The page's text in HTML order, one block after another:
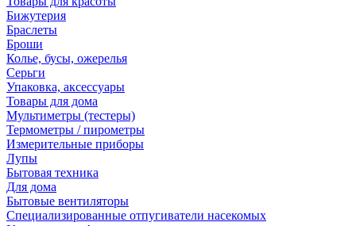
Бижутерия
Браслеты
Броши
Колье, бусы, ожерелья
Серьги
Упаковка, аксессуары
Товары для дома
Мультиметры (тестеры)
Термометры / пирометры
Измерительные приборы
Лупы
Бытовая техника
Для дома
Бытовые вентиляторы
Специализированные отпугиватели насекомых